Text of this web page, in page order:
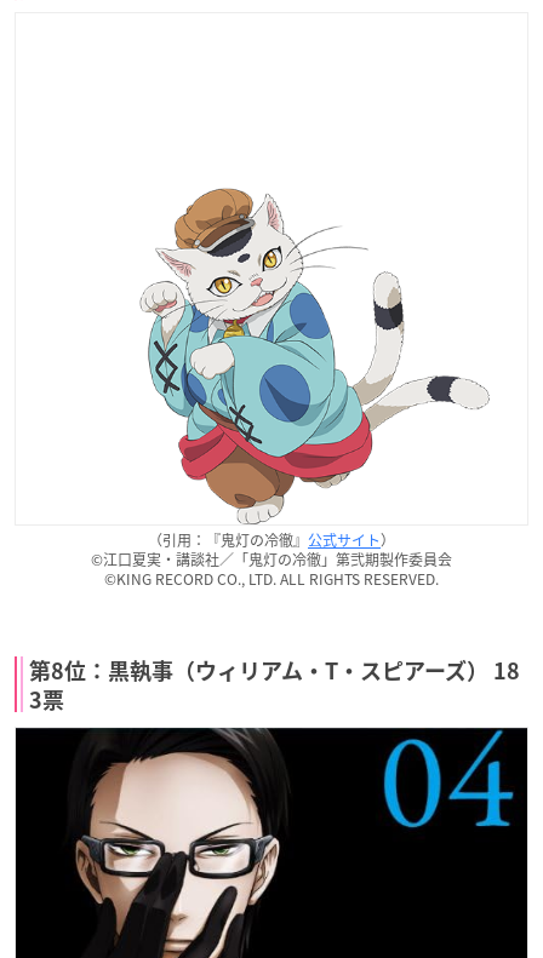
（引用：『鬼灯の冷徹』 公式サイト）
©江口夏実・講談社／「鬼灯の冷徹」第弐期製作委員会
©KING RECORD CO., LTD. ALL RIGHTS RESERVED.
第8位：黒執事（ウィリアム・T・スピアーズ） 18
3票